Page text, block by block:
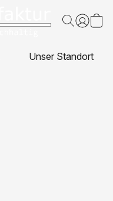
Unser Standort